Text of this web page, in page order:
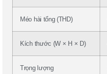
Méo hài tổng (THD)
Kích thước (W × H × D)
Trọng lượng